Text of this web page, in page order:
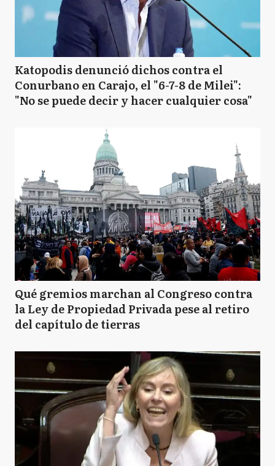
Katopodis denunció dichos contra el
Conurbano en Carajo, el "6-7-8 de Milei":
"No se puede decir y hacer cualquier cosa"
Qué gremios marchan al Congreso contra
la Ley de Propiedad Privada pese al retiro
del capítulo de tierras